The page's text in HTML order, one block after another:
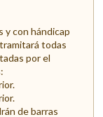
y con hándicap
todas
por el
de barras